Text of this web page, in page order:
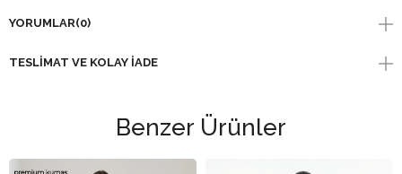
YORUMLAR(0)
TESLIMAT VE KOLAY İADE
Benzer Ürünler